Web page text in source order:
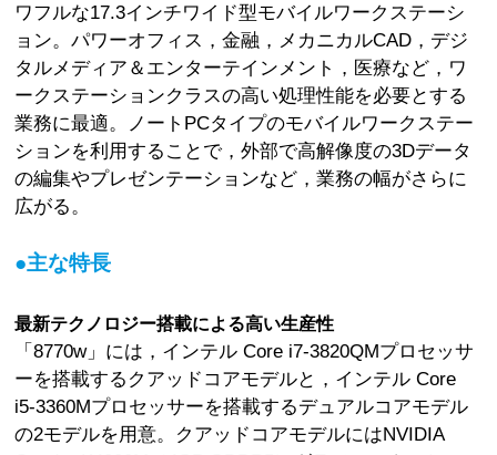
ワフルな17.3インチワイド型モバイルワークステーシ
ョン。パワーオフィス，金融，メカニカルCAD，デジ
タルメディア＆エンターテインメント，医療など，ワ
ークステーションクラスの高い処理性能を必要とする
業務に最適。ノートPCタイプのモバイルワークステー
ションを利用することで，外部で高解像度の3Dデータ
の編集やプレゼンテーションなど，業務の幅がさらに
広がる。
●主な特長
最新テクノロジー搭載による高い生産性
「8770w」には，インテル Core i7-3820QMプロセッサ
ーを搭載するクアッドコアモデルと，インテル Core
i5-3360Mプロセッサーを搭載するデュアルコアモデル
の2モデルを用意。クアッドコアモデルにはNVIDIA